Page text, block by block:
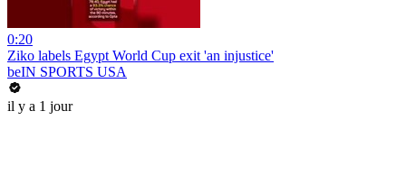
0:20
Ziko labels Egypt World Cup exit 'an injustice'
beIN SPORTS USA
il y a 1 jour